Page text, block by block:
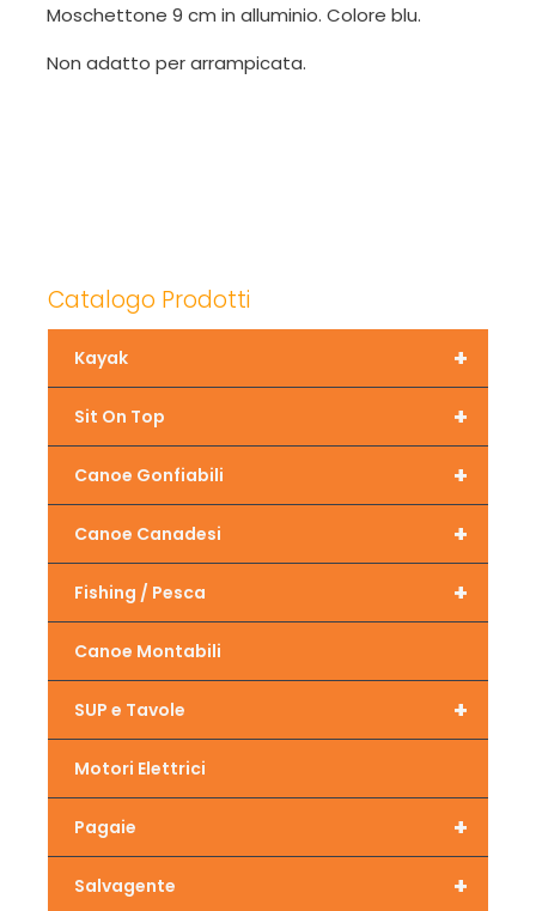
Moschettone 9 cm in alluminio. Colore blu.
Non adatto per arrampicata.
Catalogo Prodotti
+
Kayak
+
Sit On Top
+
Canoe Gonfiabili
+
Canoe Canadesi
+
Fishing / Pesca
Canoe Montabili
+
SUP e Tavole
Motori Elettrici
+
Pagaie
+
Salvagente